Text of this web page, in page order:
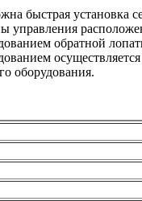
быстрая установка
управления
обратной
оборудования.